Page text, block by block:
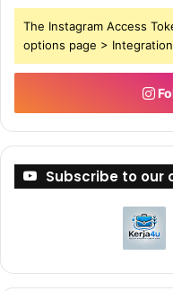
The Instagram Access
options page >
Subscribe to our